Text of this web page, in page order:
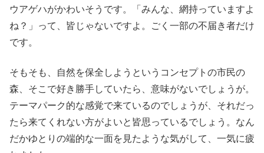
ウアゲハがかわいそうです。「みんな、網持っていますよ
ね？」って、皆じゃないですよ。ごく一部の不届き者だけ
です。
そもそも、自然を保全しようというコンセプトの市民の
森、そこで好き勝手していたら、意味がないでしょうが。
テーマパーク的な感覚で来ているのでしょうが、それだっ
たら来てくれない方がよいと皆思っているでしょう。なん
だかゆとりの端的な一面を見たような気がして、一気に疲